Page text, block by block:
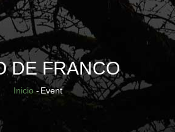
DE FRANCO
Sobrescribir
Inicio - Event